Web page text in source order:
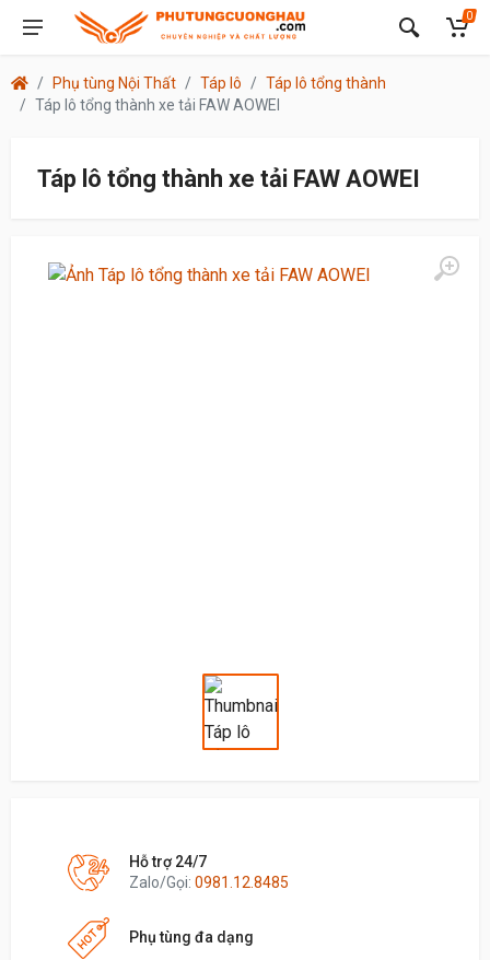
0
Phụ tùng Nội Thất Táp lô
Táp lô tổng thành
Táp lô tổng thành xe tải FAW AOWEI
Táp lô tổng thành xe tải FAW AOWEI
Hỗ trợ 24/7
Zalo/Gọi: 0981.12.8485
Phụ tùng đa dạng